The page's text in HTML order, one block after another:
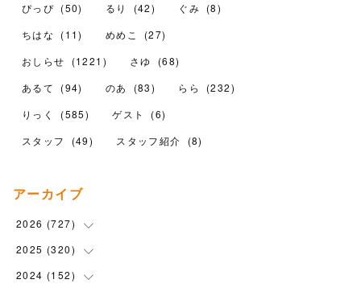
ぴっぴ (50) るり (42) ぐみ (8)
ちはな
(11) めめこ (27)
おしらせ
(1221 ) さゆ (68)
あるて
(94) のあ (83) らら (232)
りっく
(585) ゲスト (6)
スタッフ
(49) スタッフ紹介 (8)
アーカイブ
2026 (727)
(18)
( 104
2025 (320)
( 90)
2024 (152)